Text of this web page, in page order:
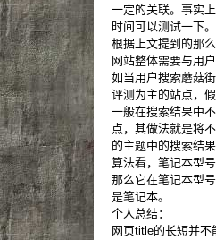
一定的关联。事实
时间可以测试一下。
根据上文提到的那
网站整体需要与用
如当用户搜索蘑菇
评测为主的站点，
一般在搜索结果中
点，其做法就是将
的主题中的搜索结
算法看，笔记本型
那么它在笔记本型
是笔记本。
个人总结：
网页title的长短并